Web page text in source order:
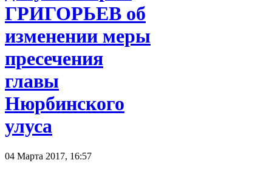
ГРИГОРЬЕВ об
изменении меры
пресечения
главы
Нюрбинского
улуса
04 Марта 2017, 16:57